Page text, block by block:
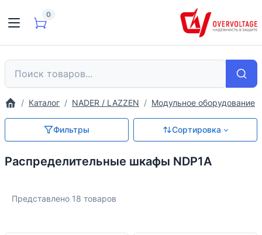
0
Каталог NADER / LAZZEN Модульное оборудование
Фильтры Сортировка
Распределительные шкафы NDP1A
Представлено 18 товаров